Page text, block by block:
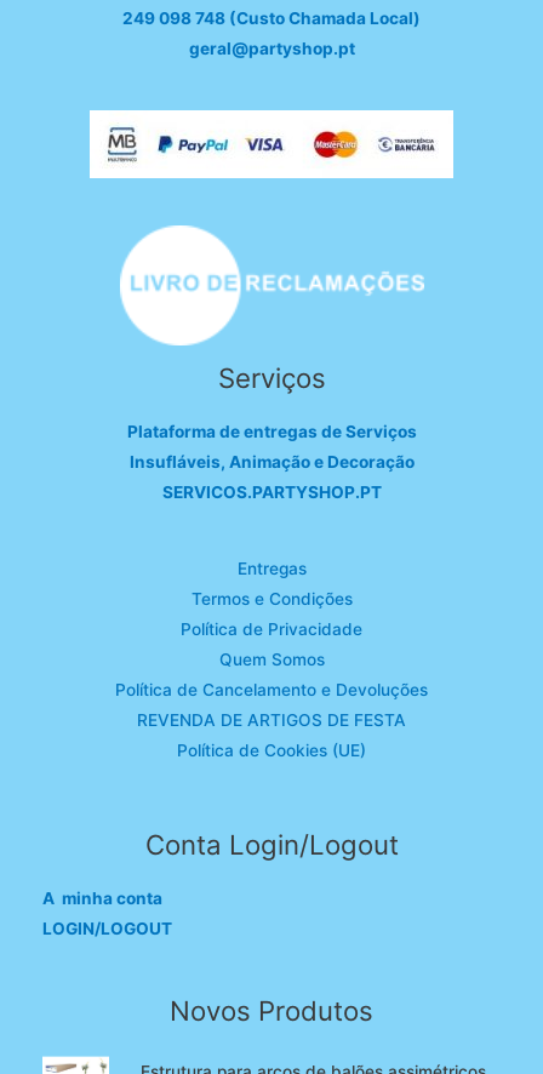
249 098 748 (Custo Chamada Local)
geral@partyshop.pt
Serviços
Plataforma de entregas de Serviços
Insufláveis, Animação e Decoração
SERVICOS.PARTYSHOP.PT
Entregas
Termos e Condições
Política de Privacidade
Quem Somos
Política de Cancelamento e Devoluções
REVENDA DE ARTIGOS DE FESTA
Política de Cookies (UE)
Conta Login/Logout
A minha conta
LOGIN/LOGOUT
Novos Produtos